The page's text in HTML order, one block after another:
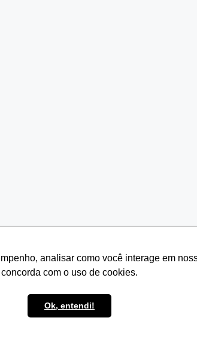
analisar como você interage em
concorda com o uso de cookies.
Ok, entendi!
analisar como você interage em
concorda com o uso de cookies.
Ok, entendi!